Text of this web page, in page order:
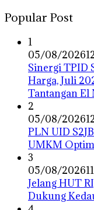
Popular Post
1
05/08/2026
Sinergi TPID
Harga, Juli
Tantangan
2
05/08/2026
PLN UID
UMKM
3
05/08/2026
Jelang HUT
Dukung